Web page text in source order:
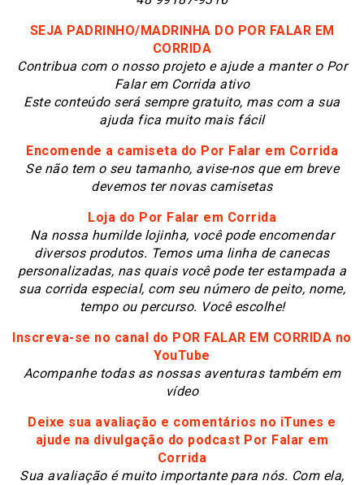
SEJA PADRINHO/MADRINHA DO POR FALAR EM
CORRIDA
Contribua com o nosso projeto e ajude a manter o Por
Falar em Corrida ativo
Este conteúdo será sempre gratuito, mas com a sua
ajuda fica muito mais fácil
Encomende a camiseta do Por Falar em Corrida
Se não tem o seu tamanho, avise-nos que em breve
devemos ter novas camisetas
Loja do Por Falar em Corrida
Na nossa humilde lojinha, você pode encomendar
diversos produtos. Temos uma linha de canecas
personalizadas, nas quais você pode ter estampada a
sua corrida especial, com seu número de peito, nome,
tempo ou percurso. Você escolhe!
Inscreva-se no canal do POR FALAR EM CORRIDA no
YouTube
Acompanhe todas as nossas aventuras também em
vídeo
Deixe sua avaliação e comentários no iTunes e
ajude na divulgação do podcast Por Falar em
Corrida
Sua avaliação é muito importante para nós. Com ela,